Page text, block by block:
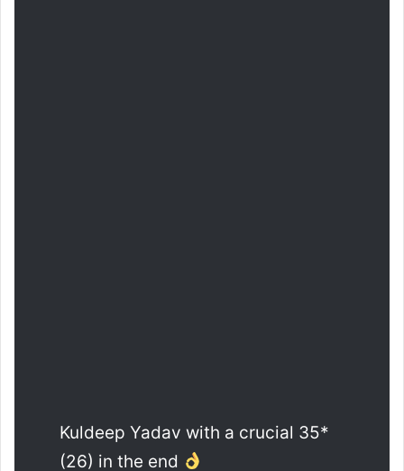
Kuldeep Yadav with a crucial 35*
(26) in the end